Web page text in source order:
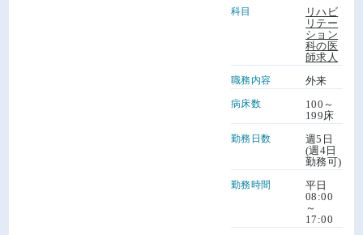
科目
リハビ
リテー
ション
科の医
師求人
職務内容 外来
病床数
100～
199床
勤務日数
週5日
(週4日
勤務可)
勤務時間
平日
08:00
～
17:00